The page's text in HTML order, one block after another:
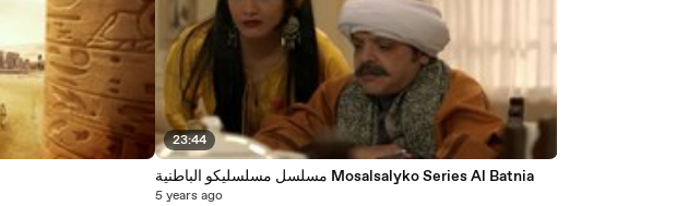
23:44
مسلسل مسلسليكو الباطنية Mosalsalyko Series Al Batnia
5 years ago